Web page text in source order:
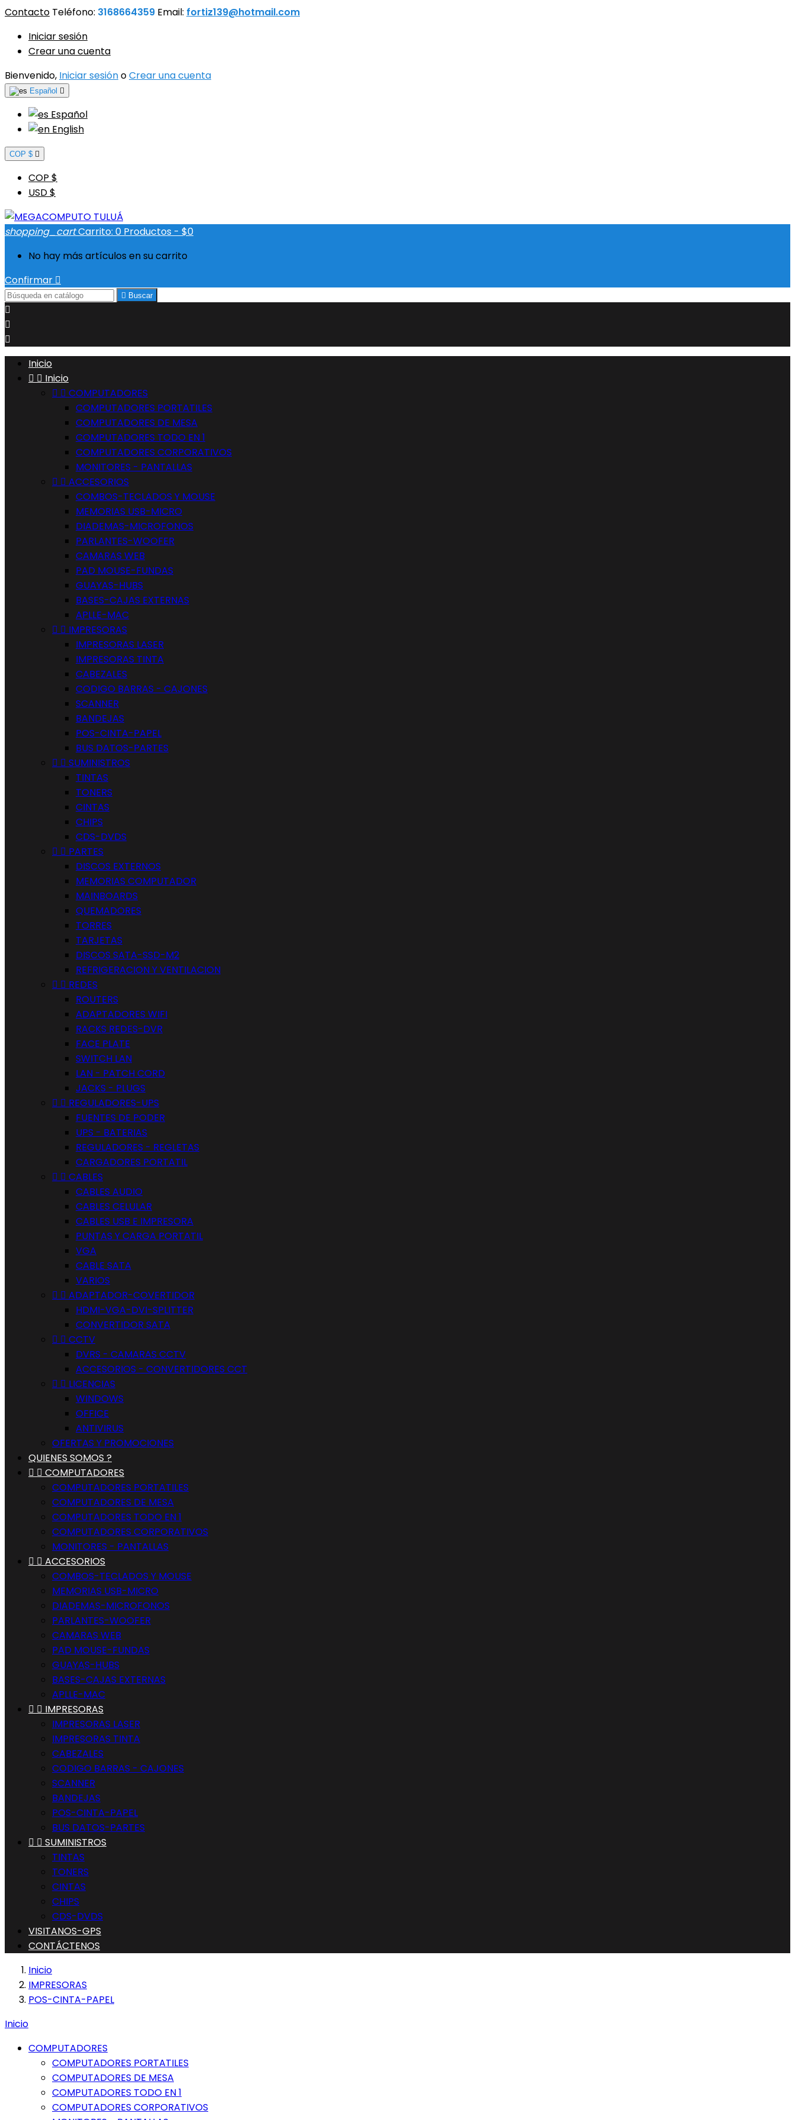
Contacto Teléfono: 3168664359 Email: fortiz139@hotmail.com
Iniciar sesión
Crear una cuenta
Bienvenido, Iniciar sesiónoCrear una cuenta
Español 
Español
English
COP $ 
COP $
USD $
shopping_cartCarrito: 0 Productos - $0
No hay más artículos en su carrito
Confirmar 
 Buscar



Inicio
  Inicio
  COMPUTADORES
COMPUTADORES PORTATILES
COMPUTADORES DE MESA
COMPUTADORES TODO EN 1
COMPUTADORES CORPORATIVOS
MONITORES - PANTALLAS
  ACCESORIOS
COMBOS-TECLADOS Y MOUSE
MEMORIAS USB-MICRO
DIADEMAS-MICROFONOS
PARLANTES-WOOFER
CAMARAS WEB
PAD MOUSE-FUNDAS
GUAYAS-HUBS
BASES-CAJAS EXTERNAS
APLLE-MAC
  IMPRESORAS
IMPRESORAS LASER
IMPRESORAS TINTA
CABEZALES
CODIGO BARRAS - CAJONES
SCANNER
BANDEJAS
POS-CINTA-PAPEL
BUS DATOS-PARTES
  SUMINISTROS
TINTAS
TONERS
CINTAS
CHIPS
CDS-DVDS
  PARTES
DISCOS EXTERNOS
MEMORIAS COMPUTADOR
MAINBOARDS
QUEMADORES
TORRES
TARJETAS
DISCOS SATA-SSD-M2
REFRIGERACION Y VENTILACION
  REDES
ROUTERS
ADAPTADORES WIFI
RACKS REDES-DVR
FACE PLATE
SWITCH LAN
LAN - PATCH CORD
JACKS - PLUGS
  REGULADORES-UPS
FUENTES DE PODER
UPS - BATERIAS
REGULADORES - REGLETAS
CARGADORES PORTATIL
  CABLES
CABLES AUDIO
CABLES CELULAR
CABLES USB E IMPRESORA
PUNTAS Y CARGA PORTATIL
VGA
CABLE SATA
VARIOS
  ADAPTADOR-COVERTIDOR
HDMI-VGA-DVI-SPLITTER
CONVERTIDOR SATA
  CCTV
DVRS - CAMARAS CCTV
ACCESORIOS - CONVERTIDORES CCT
  LICENCIAS
WINDOWS
OFFICE
ANTIVIRUS
OFERTAS Y PROMOCIONES
QUIENES SOMOS ?
  COMPUTADORES
COMPUTADORES PORTATILES
COMPUTADORES DE MESA
COMPUTADORES TODO EN 1
COMPUTADORES CORPORATIVOS
MONITORES - PANTALLAS
  ACCESORIOS
COMBOS-TECLADOS Y MOUSE
MEMORIAS USB-MICRO
DIADEMAS-MICROFONOS
PARLANTES-WOOFER
CAMARAS WEB
PAD MOUSE-FUNDAS
GUAYAS-HUBS
BASES-CAJAS EXTERNAS
APLLE-MAC
  IMPRESORAS
IMPRESORAS LASER
IMPRESORAS TINTA
CABEZALES
CODIGO BARRAS - CAJONES
SCANNER
BANDEJAS
POS-CINTA-PAPEL
BUS DATOS-PARTES
  SUMINISTROS
TINTAS
TONERS
CINTAS
CHIPS
CDS-DVDS
VISITANOS-GPS
CONTÁCTENOS
Inicio
IMPRESORAS
POS-CINTA-PAPEL
Inicio
COMPUTADORES
COMPUTADORES PORTATILES
COMPUTADORES DE MESA
COMPUTADORES TODO EN 1
COMPUTADORES CORPORATIVOS